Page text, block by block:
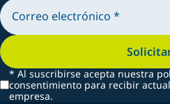
* Al suscribirse acepta nuestra
consentimiento para recibir
empresa.